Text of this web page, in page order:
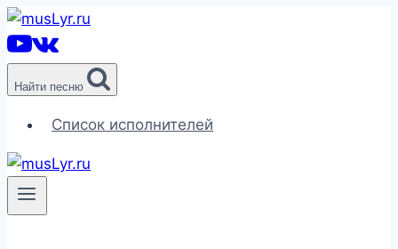
Перейти
к
содержимому
Найти песню
Список исполнителей